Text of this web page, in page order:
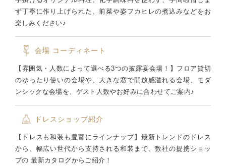
ず丁寧に作り上げられた、前菜や姿フカヒレの煮込みなどをお
楽しみください♪
会場 コーディネート
【雰囲気・人数によって選べる3つの披露宴会場！】フロア貸切
のゆったり使いの会場や、大きな窓で開放感溢れる会場、モダ
ンシックな会場を、ゲスト人数やお好みに合わせてご案内♪
ドレスショップ紹介
【ドレスも和装も豊富にラインナップ】最新トレンドのドレス
から、幅広い世代から支持される和装まで、数社の提携ショッ
プの 最新カタログからご紹介！